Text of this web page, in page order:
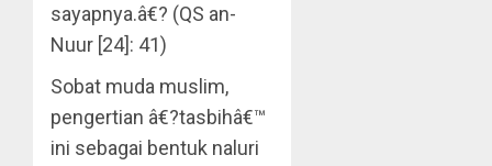
sayapnya.â€? (QS an-
Nuur [24]: 41)
Sobat muda muslim,
pengertian â€?tasbihâ€™
ini sebagai bentuk naluri